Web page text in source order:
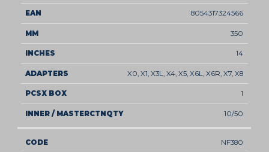
8054317324566
350
14
X0, X1, X3L, X4, X5, X6L, X6R, X7, X8
1
10/50
NF380